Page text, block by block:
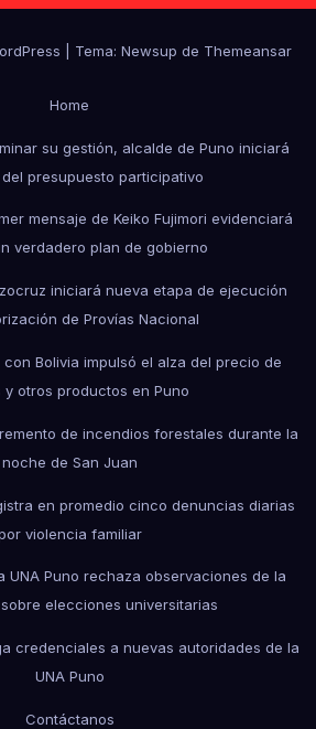
Tema: Newsup de Themeansar
Home
su gestión, alcalde de Puno iniciará
presupuesto participativo
mensaje de Keiko Fujimori evidenciará
verdadero plan de gobierno
iniciará nueva etapa de ejecución
de Provías Nacional
Bolivia impulsó el alza del precio de
y otros productos en Puno
de incendios forestales durante la
noche de San Juan
en promedio cinco denuncias diarias
violencia familiar
UNA Puno rechaza observaciones de la
elecciones universitarias
credenciales a nuevas autoridades de la
UNA Puno
Contáctanos